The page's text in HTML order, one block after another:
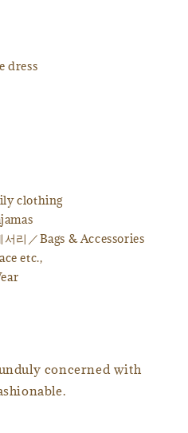
dress
clothing
서리／Bags & Accessories
etc.,
concerned with